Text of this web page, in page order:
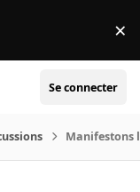
×
Se connecter
Manifestons